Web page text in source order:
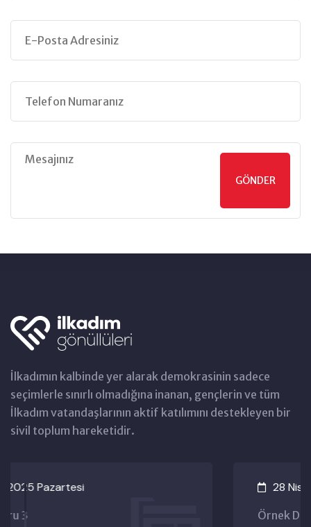
GÖNDER
İlkadımın kalbinde yer alarak demokrasinin sadece
seçimlerle sınırlı olmadığına inanan, gençlerin ve tüm
İlkadım vatandaşlarının aktif katılımını destekleyen bir
sivil toplum hareketidir.
28 Nisan 2025 Pazartesi